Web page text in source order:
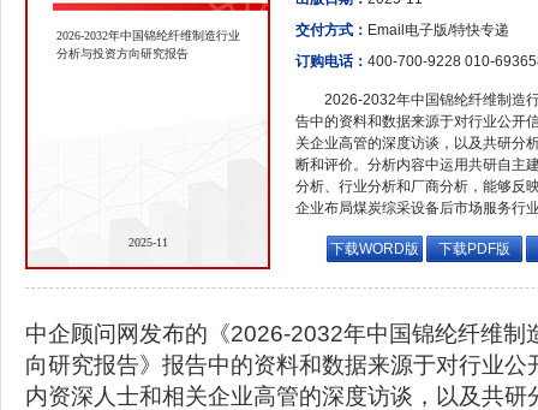
2026-2032年中国锦纶纤维制造行业
分析与投资方向研究报告
2025-11
交付方式： Email电子版/特快专递
订购电话： 400-700-9228 010-
2026-2032年中国锦纶纤维制造
告中的资料和数据来源于对行业公开
关企业高管的深度访谈，以及共研分
断和评价。分析内容中运用共研自主
分析、行业分析和厂商分析，能够反
企业布局煤炭综采设备后市场服务行
下载WORD版 下载PDF版
中企顾问网发布的《2026-2032年中国锦纶纤维制
向研究报告》报告中的资料和数据来源于对行业公
内资深人士和相关企业高管的深度访谈，以及共研